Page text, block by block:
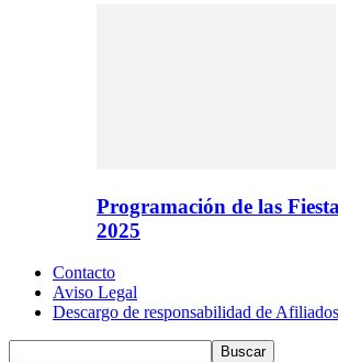
Programación de las
2025
Contacto
Aviso Legal
Descargo de responsabilidad de Afiliados